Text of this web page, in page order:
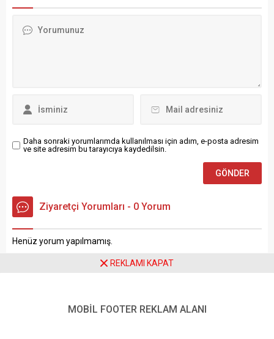
noktalarından biri olarak
bozuldu. Olay, 22 Şubat
Daha sonraki yorumlarımda kullanılması için adım, e-posta adresim
ve site adresim bu tarayıcıya kaydedilsin.
Ziyaretçi Yorumları - 0 Yorum
Henüz yorum yapılmamış.
REKLAMI KAPAT
MOBİL FOOTER REKLAM ALANI